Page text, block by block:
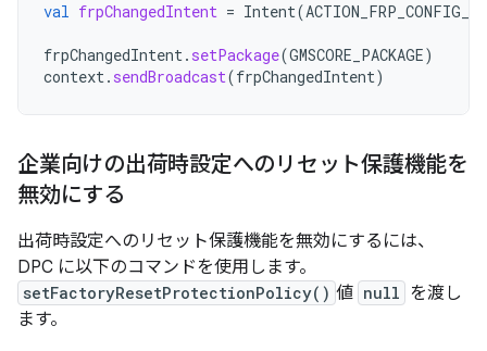
val frpChangedIntent = Intent(
frpChangedIntent. setPackage(GMSCORE_PACKAGE)
context. sendBroadcast(frpChangedIntent)
企業向けの出荷時設定へのリセット保護機能を
無効にする
出荷時設定へのリセット保護機能を無効にするには、
DPC に以下のコマンドを使用します。
setFactoryResetProtectionPolicy() 値 null を渡し
ます。